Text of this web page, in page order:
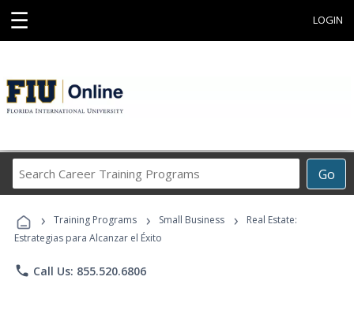
☰ LOGIN
Go
Career
Programs
› Training Programs › Small Business ›
Real Estate:
Estrategias para Alcanzar el Éxito
phone Call Us: 855.520.6806